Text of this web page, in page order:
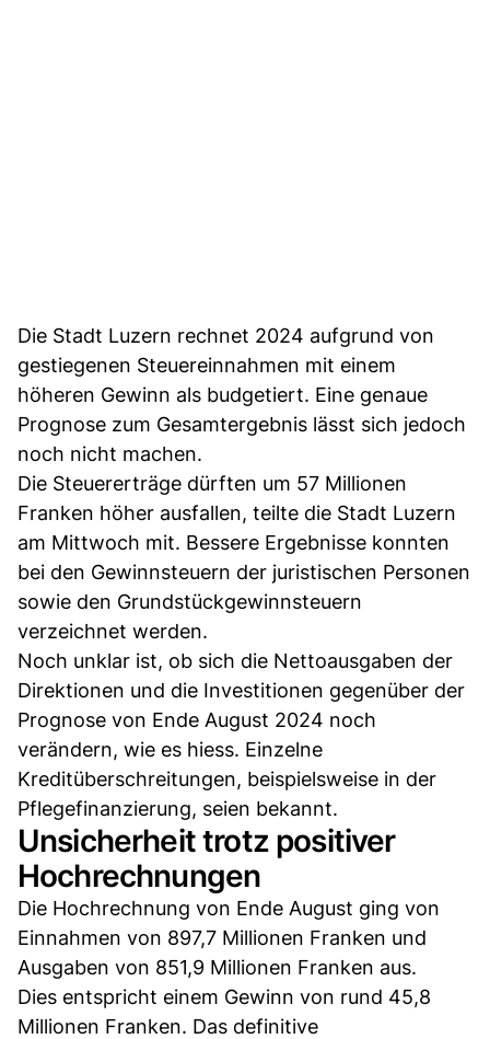
Die Stadt Luzern rechnet 2024 aufgrund von
gestiegenen Steuereinnahmen mit einem
höheren Gewinn als budgetiert. Eine genaue
Prognose zum Gesamtergebnis lässt sich jedoch
noch nicht machen.
Die Steuererträge dürften um 57 Millionen
Franken höher ausfallen, teilte die Stadt Luzern
am Mittwoch mit. Bessere Ergebnisse konnten
bei den Gewinnsteuern der juristischen Personen
sowie den Grundstückgewinnsteuern
verzeichnet werden.
Noch unklar ist, ob sich die Nettoausgaben der
Direktionen und die Investitionen gegenüber der
Prognose von Ende August 2024 noch
verändern, wie es hiess. Einzelne
Kreditüberschreitungen, beispielsweise in der
Pflegefinanzierung, seien bekannt.
Unsicherheit trotz positiver
Hochrechnungen
Die Hochrechnung von Ende August ging von
Einnahmen von 897,7 Millionen Franken und
Ausgaben von 851,9 Millionen Franken aus.
Dies entspricht einem Gewinn von rund 45,8
Millionen Franken. Das definitive